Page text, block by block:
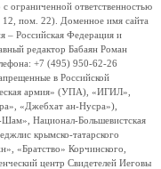
ограниченной ответственностью
пом. 22). Доменное имя сайта
– Российская Федерация и
редактор Бабаян Роман
+7 (495) 950-62-26
в Российской
армия» (УПА), «ИГИЛ»,
«Джебхат ан-Нусра»),
Национал-Большевистская
крымско-татарского
«Братство» Корчинского,
центр Свидетелей Иеговы